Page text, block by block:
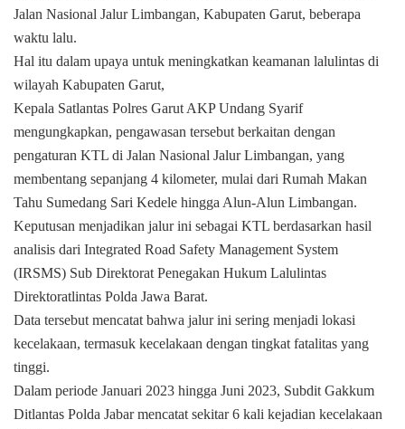
Jalan Nasional Jalur Limbangan, Kabupaten Garut, beberapa
waktu lalu.
Hal itu dalam upaya untuk meningkatkan keamanan lalulintas di
wilayah Kabupaten Garut,
Kepala Satlantas Polres Garut AKP Undang Syarif
mengungkapkan, pengawasan tersebut berkaitan dengan
pengaturan KTL di Jalan Nasional Jalur Limbangan, yang
membentang sepanjang 4 kilometer, mulai dari Rumah Makan
Tahu Sumedang Sari Kedele hingga Alun-Alun Limbangan.
Keputusan menjadikan jalur ini sebagai KTL berdasarkan hasil
analisis dari Integrated Road Safety Management System
(IRSMS) Sub Direktorat Penegakan Hukum Lalulintas
Direktoratlintas Polda Jawa Barat.
Data tersebut mencatat bahwa jalur ini sering menjadi lokasi
kecelakaan, termasuk kecelakaan dengan tingkat fatalitas yang
tinggi.
Dalam periode Januari 2023 hingga Juni 2023, Subdit Gakkum
Ditlantas Polda Jabar mencatat sekitar 6 kali kejadian kecelakaan